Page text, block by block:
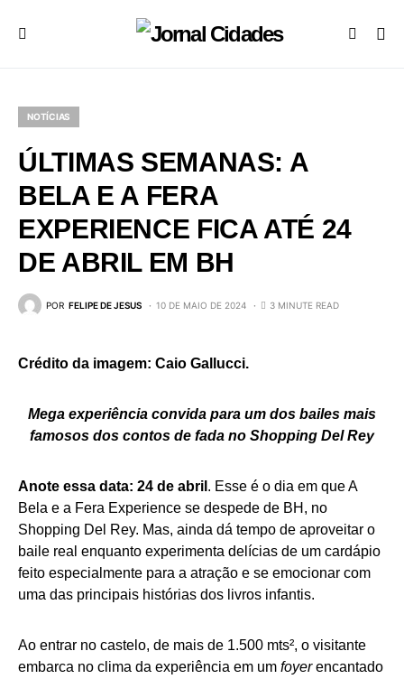
NOTÍCIAS
ÚLTIMAS SEMANAS: A
BELA E A FERA
EXPERIENCE FICA ATÉ 24
DE ABRIL EM BH
POR FELIPE DE JESUS 10 DE MAIO DE 2024 3 MINUTE READ
Crédito da imagem: Caio Gallucci.
Mega experiência convida para um dos bailes mais
famosos dos contos de fada no Shopping Del Rey
Anote essa data: 24 de abril . Esse é o dia em que A
Bela e a Fera Experience se despede de BH, no
Shopping Del Rey. Mas, ainda dá tempo de aproveitar o
baile real enquanto experimenta delícias de um cardápio
feito especialmente para a atração e se emocionar com
uma das principais histórias dos livros infantis.
Ao entrar no castelo, de mais de 1.500 mts², o visitante
embarca no clima da experiência em um foyerencantado